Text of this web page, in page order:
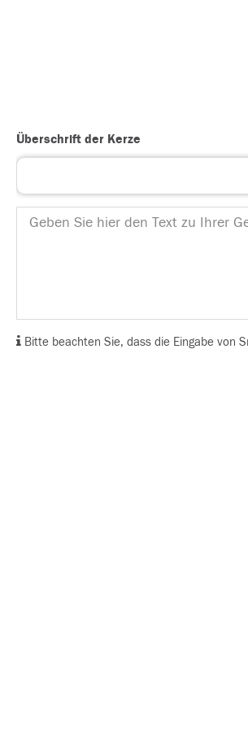
Überschrift der Kerze
Bitte beachten Sie, dass die Eingabe von